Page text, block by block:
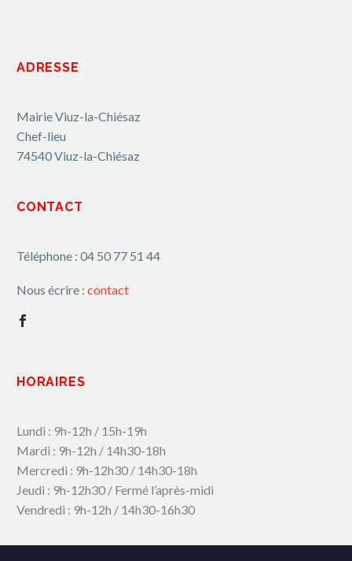
ADRESSE
Mairie Viuz-la-Chiésaz
Chef-lieu
74540 Viuz-la-Chiésaz
CONTACT
Téléphone : 04 50 77 51 44
Nous écrire : contact
HORAIRES
Lundi : 9h-12h / 15h-19h
Mardi : 9h-12h / 14h30-18h
Mercredi : 9h-12h30 / 14h30-18h
Jeudi : 9h-12h30 / Fermé l’après-midi
Vendredi : 9h-12h / 14h30-16h30